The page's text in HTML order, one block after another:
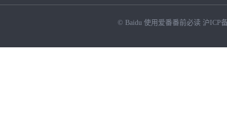
© Baidu 使用爱番番前必读 沪ICP